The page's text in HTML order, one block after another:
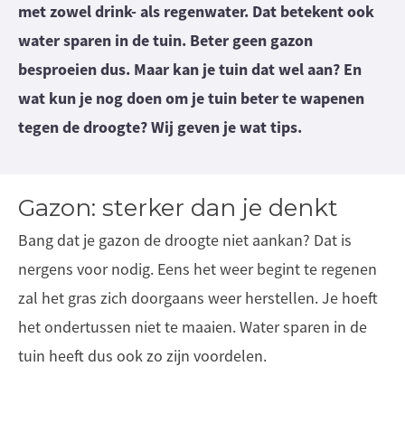
met zowel drink- als regenwater. Dat betekent ook
water sparen in de tuin. Beter geen gazon
besproeien dus. Maar kan je tuin dat wel aan? En
wat kun je nog doen om je tuin beter te wapenen
tegen de droogte? Wij geven je wat tips.
Gazon: sterker dan je denkt
Bang dat je gazon de droogte niet aankan? Dat is
nergens voor nodig. Eens het weer begint te regenen
zal het gras zich doorgaans weer herstellen. Je hoeft
het ondertussen niet te maaien. Water sparen in de
tuin heeft dus ook zo zijn voordelen.